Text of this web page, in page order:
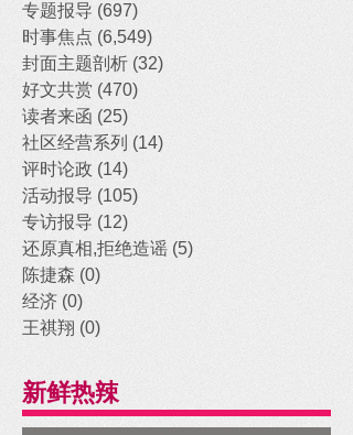
专题报导 (697)
时事焦点 (6,549)
封面主题剖析 (32)
好文共赏 (470)
读者来函 (25)
社区经营系列 (14)
评时论政 (14)
活动报导 (105)
专访报导 (12)
还原真相,拒绝造谣 (5)
陈捷森 (0)
经济 (0)
王祺翔 (0)
新鲜热辣